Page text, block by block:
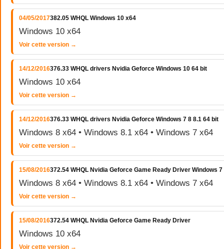
04/05/2017382.05 WHQL Windows 10 x64
Windows 10 x64
Voir cette version →
14/12/2016376.33 WHQL drivers Nvidia Geforce Windows 10 64 bit
Windows 10 x64
Voir cette version →
14/12/2016376.33 WHQL drivers Nvidia Geforce Windows 7 8 8.1 64 bit
Windows 8 x64 • Windows 8.1 x64 • Windows 7 x64
Voir cette version →
15/08/2016372.54 WHQL Nvidia Geforce Game Ready Driver Windows 7
Windows 8 x64 • Windows 8.1 x64 • Windows 7 x64
Voir cette version →
15/08/2016372.54 WHQL Nvidia Geforce Game Ready Driver
Windows 10 x64
Voir cette version →